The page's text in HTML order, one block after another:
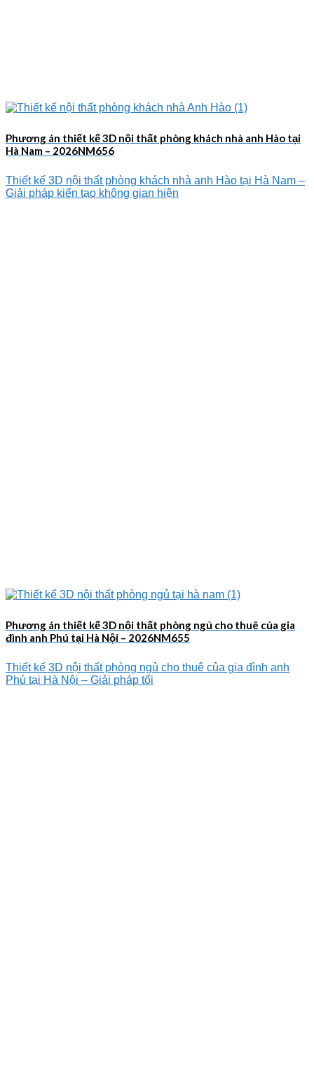
Phương án thiết kế 3D nội thất phòng khách nhà anh Hào tại
Hà Nam – 2026NM656
Thiết kế 3D nội thất phòng khách nhà anh Hào tại Hà Nam –
Giải pháp kiến tạo không gian hiện
Phương án thiết kế 3D nội thất phòng ngủ cho thuê của gia
đình anh Phú tại Hà Nội – 2026NM655
Thiết kế 3D nội thất phòng ngủ cho thuê của gia đình anh
Phú tại Hà Nội – Giải pháp tối